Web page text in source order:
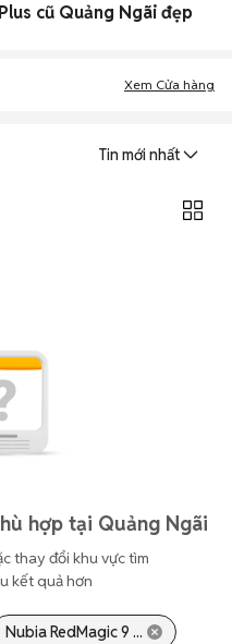
cũ Quảng Ngãi đẹp
Xem Cửa hàng
Tin mới nhất
hợp tại Quảng Ngãi
thay đổi khu vực tìm
kết quả hơn
Nubia RedMagic 9 ...